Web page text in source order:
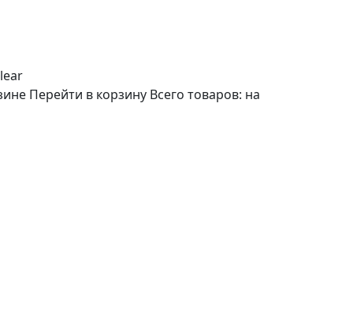
Перейти в корзину Всего товаров: на